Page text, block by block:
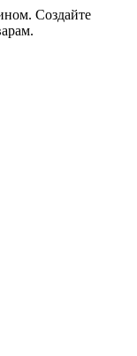
Создайте